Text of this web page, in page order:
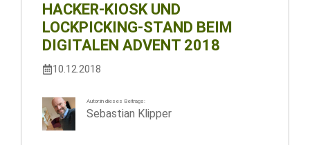
HACKER-KIOSK UND
LOCKPICKING-STAND BEIM
DIGITALEN ADVENT 2018
10.12.2018
Autor:in dieses Beitrags:
Sebastian Klipper